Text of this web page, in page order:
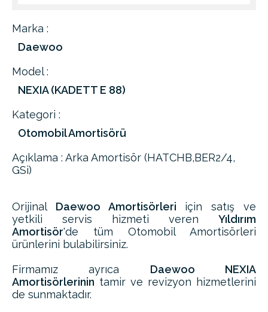
Marka :
Daewoo
Model :
NEXIA (KADETT E 88)
Kategori :
Otomobil Amortisörü
Açıklama : Arka Amortisör (HATCHB,BER2/4,
GSi)
Orijinal Daewoo Amortisörleri için satış ve
yetkili servis hizmeti veren Yıldırım
Amortisör'de tüm Otomobil Amortisörleri
ürünlerini bulabilirsiniz.
Firmamız ayrıca Daewoo NEXIA
Amortisörlerinin tamir ve revizyon hizmetlerini
de sunmaktadır.